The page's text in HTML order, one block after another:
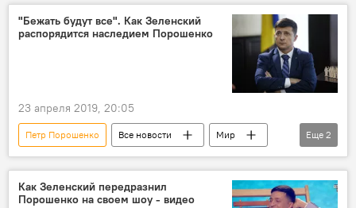
Владимир Зеленский
"Бежать будут все". Как Зеленский
распорядится наследием Порошенко
23 апреля 2019, 20:05
Петр Порошенко Все новости
Мир
Украина
Владимир Зеленский
Еще 2
Как Зеленский передразнил
Порошенко на своем шоу - видео